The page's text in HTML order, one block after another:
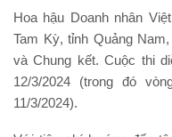
Hoa hậu Doanh nhân
Tam Kỳ, tỉnh Quảng
và Chung kết. Cuộc thi
12/3/2024 (trong đó
11/3/2024).